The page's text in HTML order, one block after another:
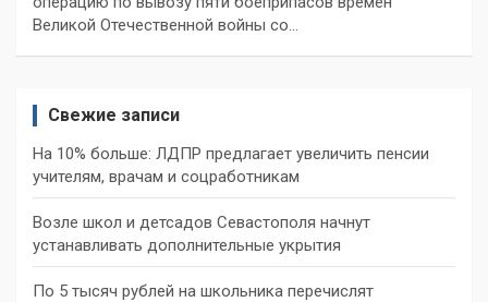
Великой Отечественной войны со…
Свежие записи
На 10% больше: ЛДПР предлагает увеличить пенсии
учителям, врачам и соцработникам
Возле школ и детсадов Севастополя начнут
устанавливать дополнительные укрытия
По 5 тысяч рублей на школьника перечислят